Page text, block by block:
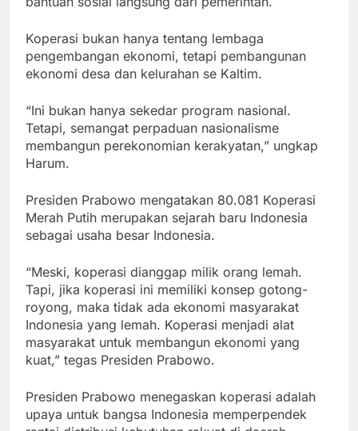
Koperasi bukan hanya tentang lembaga
pengembangan ekonomi, tetapi pembangunan
ekonomi desa dan kelurahan se Kaltim.
“Ini bukan hanya sekedar program nasional.
Tetapi, semangat perpaduan nasionalisme
membangun perekonomian kerakyatan,” ungkap
Harum.
Presiden Prabowo mengatakan 80.081 Koperasi
Merah Putih merupakan sejarah baru Indonesia
sebagai usaha besar Indonesia.
“Meski, koperasi dianggap milik orang lemah.
Tapi, jika koperasi ini memiliki konsep gotong-
royong, maka tidak ada ekonomi masyarakat
Indonesia yang lemah. Koperasi menjadi alat
masyarakat untuk membangun ekonomi yang
kuat,” tegas Presiden Prabowo.
Presiden Prabowo menegaskan koperasi adalah
upaya untuk bangsa Indonesia memperpendek